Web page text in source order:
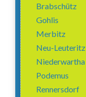
Brabschütz
Gohlis
Merbitz
Neu-Leuteritz
Niederwartha
Podemus
Rennersdorf